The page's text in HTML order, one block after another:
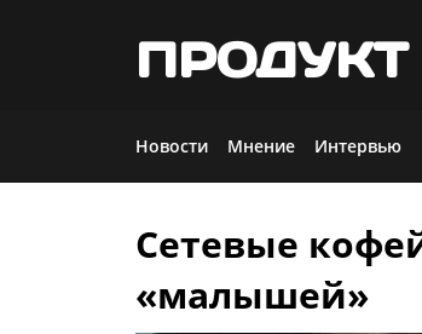
ПРОДУКТ
Новости Мнение Интервью
Skip
content
Сетевые
«малышей»